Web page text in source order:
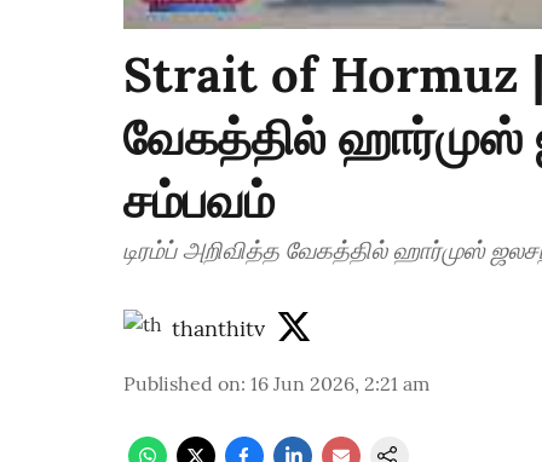
Strait of Hormuz |
வேகத்தில் ஹார்முஸ்
சம்பவம்
டிரம்ப் அறிவித்த வேகத்தில் ஹார்முஸ்
thanthitv
Published on: 16 Jun 2026, 2:21 am